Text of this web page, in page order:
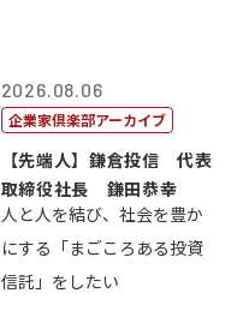
2026.08.06
企業家倶楽部アーカイブ
【先端人】鎌倉投信 代表
取締役社長 鎌田恭幸
人と人を結び、社会を豊か
にする「まごころある投資
信託」をしたい